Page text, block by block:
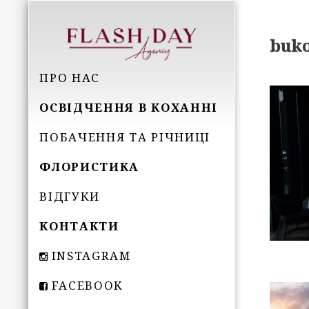
ПРО НАС
ОСВІДЧЕННЯ В КОХАННІ
ПОБАЧЕННЯ ТА РІЧНИЦІ
ФЛОРИСТИКА
ВІДГУКИ
КОНТАКТИ
INSTAGRAM
FACEBOOK